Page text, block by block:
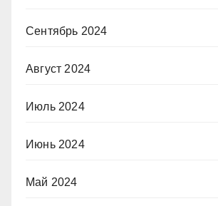
Сентябрь 2024
Август 2024
Июль 2024
Июнь 2024
Май 2024